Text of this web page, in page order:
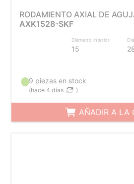
RODAMIENTO AXIAL DE
AXK1528-SKF
Diámetro interior
15
9 piezas en stock
(hace 4 días )
AÑADIR A LA